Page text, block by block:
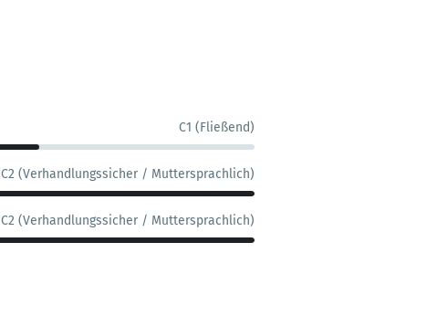
C1 (Fließend)
C2 (Verhandlungssicher / Muttersprachlich)
C2 (Verhandlungssicher / Muttersprachlich)